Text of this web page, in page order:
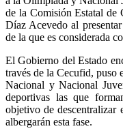
de la Comisión Estatal de
Díaz Acevedo al
de la que es considerada
El Gobierno del Estado
través de la Cecufid, puso
Nacional y Nacional
deportivas las que
objetivo de descentralizar
albergarán esta fase.